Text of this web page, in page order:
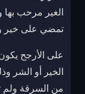
الغير مرحب بها
تمضي على خير
على الأرجح
الخير أو الشر
من السرقة ولم